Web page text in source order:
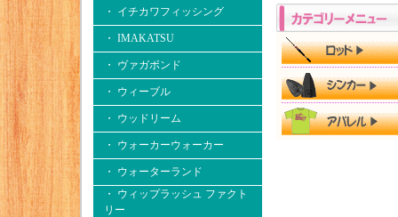
・ イチカワフィッシング
・ IMAKATSU
・ ヴァガボンド
・ ウィーブル
・ ウッドリーム
・ ウォーカーウォーカー
・ ウォーターランド
・ ウィップラッシュ ファクト
リー